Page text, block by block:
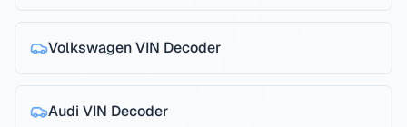
VolkswagenVIN Decoder
Audi VIN Decoder